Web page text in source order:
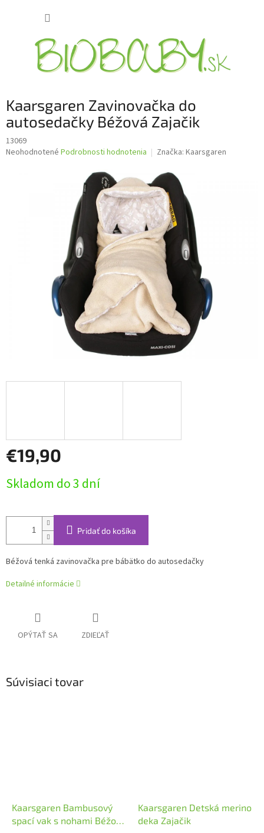
Kaarsgaren Zavinovačka do
autosedačky Béžová Zajačik
13069
Priemerné
Neohodnotené Podrobnosti hodnotenia Značka: Kaarsgaren
€19,90
cena:
Skladom do 3 dní
Pridať do košíka
Béžová tenká zavinovačka pre bábätko do autosedačky
Detailné informácie
OPÝTAŤ SA ZDIEĽAŤ
Súvisiaci tovar
Kaarsgaren Bambusový
spací vak s nohami Béžový
Kaarsgaren Detská merino
deka Zajačik